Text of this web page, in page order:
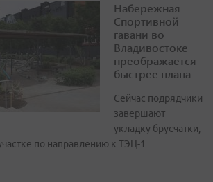
Набережная
Спортивной
гавани во
Владивостоке
преображается
быстрее плана
Сейчас подрядчики
завершают
укладку брусчатки,
по направлению к ТЭЦ-1